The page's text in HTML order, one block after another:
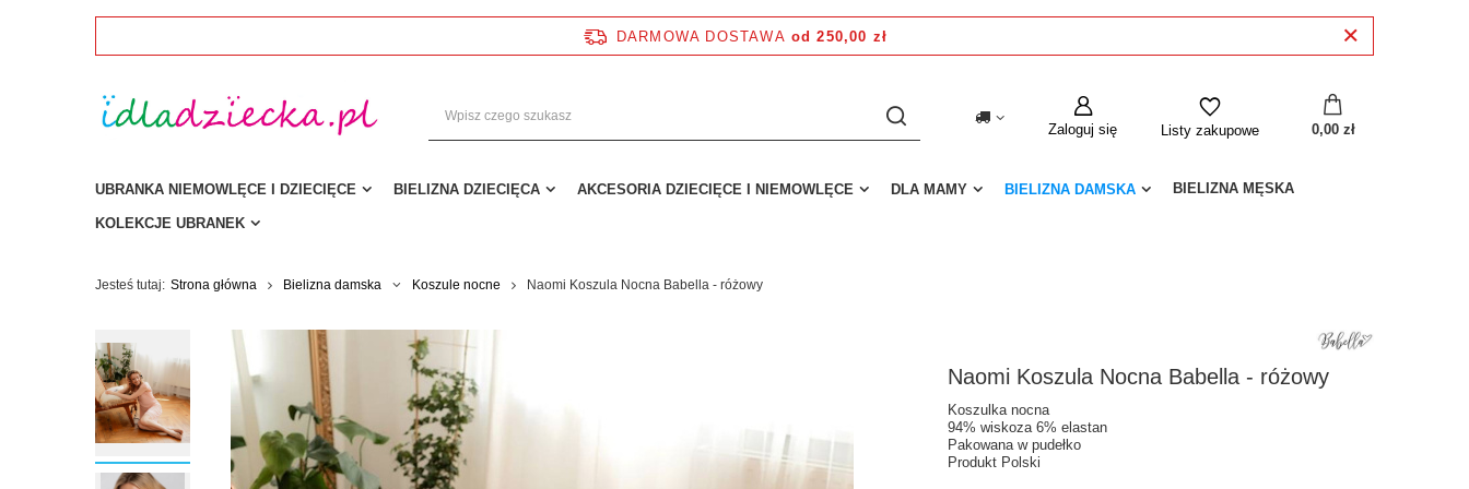
DARMOWA DOSTAWA od 250,00 zł
Zaloguj się Listy zakupowe 0,00 zł
UBRANKA NIEMOWLĘCE I DZIECIĘCE BIELIZNA DZIECIĘCA AKCESORIA DZIECIĘCE I NIEMOWLĘCE DLA MAMY BIELIZNA DAMSKA BIELIZNA MĘSKA
KOLEKCJE UBRANEK
Jesteś tutaj: Strona główna Bielizna damska Koszule nocne Naomi Koszula Nocna Babella - różowy
Naomi Koszula Nocna Babella - różowy
Koszulka nocna
94% wiskoza 6% elastan
Pakowana w pudełko
Produkt Polski